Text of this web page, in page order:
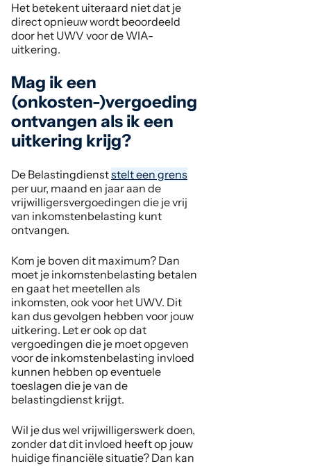
Het betekent uiteraard niet dat je
direct opnieuw wordt beoordeeld
door het UWV voor de WIA-
uitkering.
Mag ik een
(onkosten-)vergoeding
ontvangen als ik een
uitkering krijg?
De Belastingdienststelt een grens
per uur, maand en jaar aan de
vrijwilligersvergoedingen die je vrij
van inkomstenbelasting kunt
ontvangen.
Kom je boven dit maximum? Dan
moet je inkomstenbelasting betalen
en gaat het meetellen als
inkomsten, ook voor het UWV. Dit
kan dus gevolgen hebben voor jouw
uitkering. Let er ook op dat
vergoedingen die je moet opgeven
voor de inkomstenbelasting invloed
kunnen hebben op eventuele
toeslagen die je van de
belastingdienst krijgt.
Wil je dus wel vrijwilligerswerk doen,
zonder dat dit invloed heeft op jouw
huidige financiële situatie? Dan kan